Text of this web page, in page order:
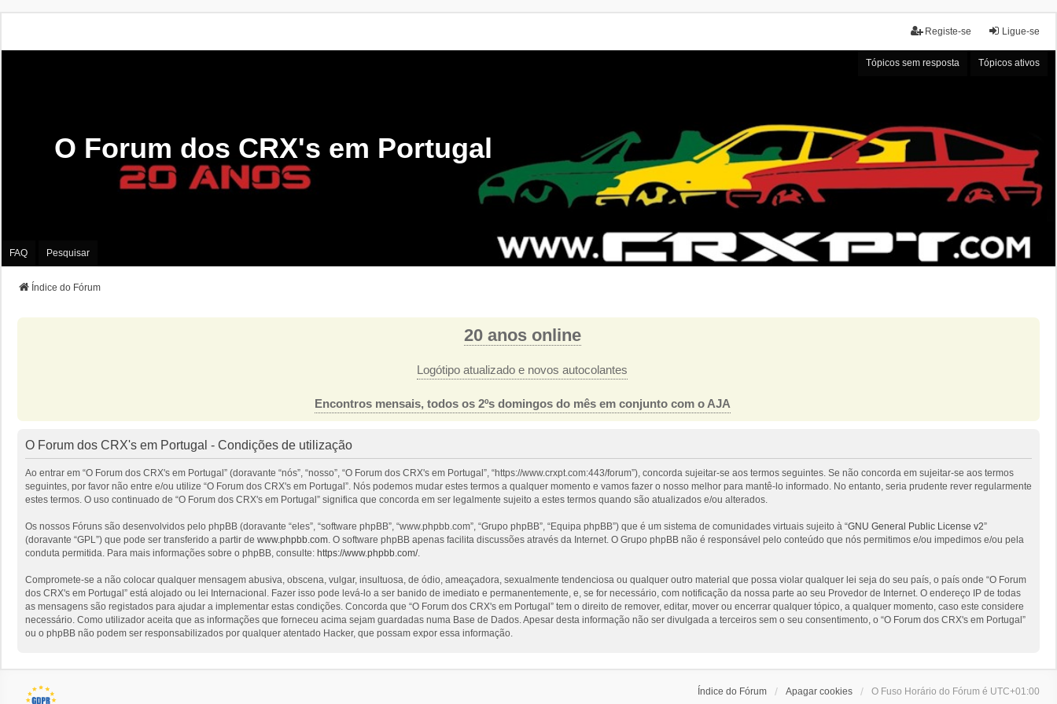
Ligue-se
Registe-se
Tópicos sem resposta Tópicos ativos
O Forum dos CRX's em Portugal
FAQ Pesquisar
Índice do Fórum
20 anos online
Logótipo atualizado e novos autocolantes
Encontros mensais, todos os 2ºs domingos do mês em conjunto com o AJA
O Forum dos CRX's em Portugal - Condições de utilização
Ao entrar em “O Forum dos CRX's em Portugal” (doravante “nós”, “nosso”, “O Forum dos CRX's em Portugal”, “https://www.crxpt.com:443/forum”), concorda sujeitar-se aos termos seguintes. Se não concorda em sujeitar-se aos termos
seguintes, por favor não entre e/ou utilize “O Forum dos CRX's em Portugal”. Nós podemos mudar estes termos a qualquer momento e vamos fazer o nosso melhor para mantê-lo informado. No entanto, seria prudente rever regularmente
estes termos. O uso continuado de “O Forum dos CRX's em Portugal” significa que concorda em ser legalmente sujeito a estes termos quando são atualizados e/ou alterados.
Os nossos Fóruns são desenvolvidos pelo phpBB (doravante “eles”, “software phpBB”, “www.phpbb.com”, “Grupo phpBB”, “Equipa phpBB”) que é um sistema de comunidades virtuais sujeito à “GNU General Public License v2”
(doravante “GPL”) que pode ser transferido a partir de www.phpbb.com. O software phpBB apenas facilita discussões através da Internet. O Grupo phpBB não é responsável pelo conteúdo que nós permitimos e/ou impedimos e/ou pela
conduta permitida. Para mais informações sobre o phpBB, consulte: https://www.phpbb.com/.
Compromete-se a não colocar qualquer mensagem abusiva, obscena, vulgar, insultuosa, de ódio, ameaçadora, sexualmente tendenciosa ou qualquer outro material que possa violar qualquer lei seja do seu país, o país onde “O Forum
dos CRX's em Portugal” está alojado ou lei Internacional. Fazer isso pode levá-lo a ser banido de imediato e permanentemente, e, se for necessário, com notificação da nossa parte ao seu Provedor de Internet. O endereço IP de todas
as mensagens são registados para ajudar a implementar estas condições. Concorda que “O Forum dos CRX's em Portugal” tem o direito de remover, editar, mover ou encerrar qualquer tópico, a qualquer momento, caso este considere
necessário. Como utilizador aceita que as informações que forneceu acima sejam guardadas numa Base de Dados. Apesar desta informação não ser divulgada a terceiros sem o seu consentimento, o “O Forum dos CRX's em Portugal”
ou o phpBB não podem ser responsabilizados por qualquer atentado Hacker, que possam expor essa informação.
Índice do Fórum Apagar cookies O Fuso Horário do Fórum é UTC+01:00